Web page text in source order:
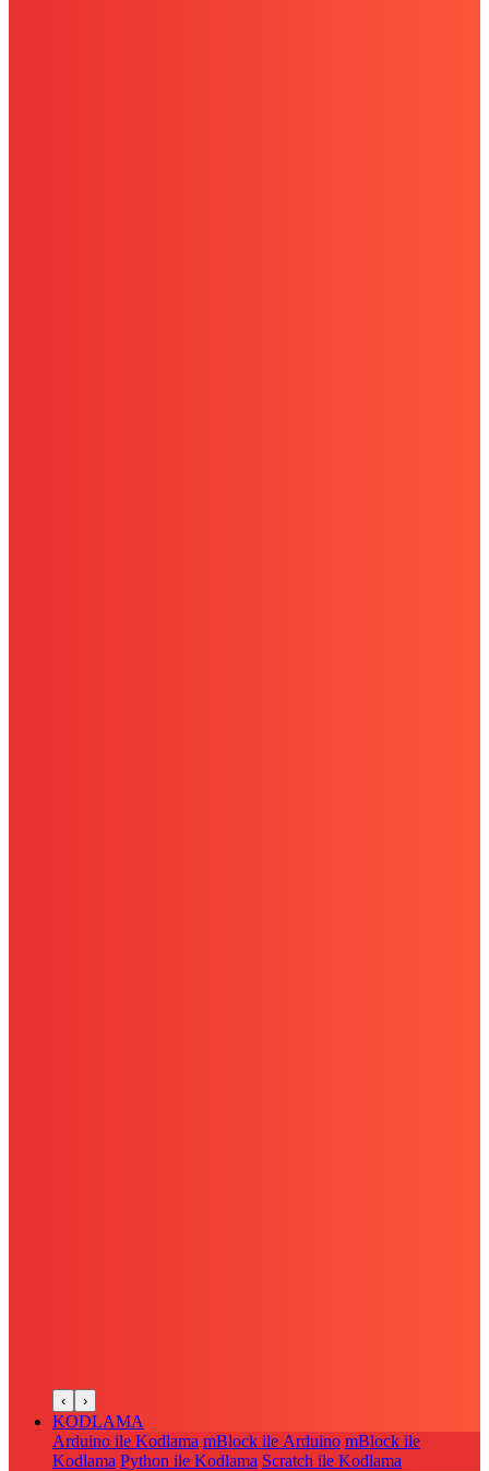
‹ ›
KODLAMA
Arduino ile Kodlama mBlock ile Arduino mBlock ile
Kodlama Python ile Kodlama Scratch ile Kodlama